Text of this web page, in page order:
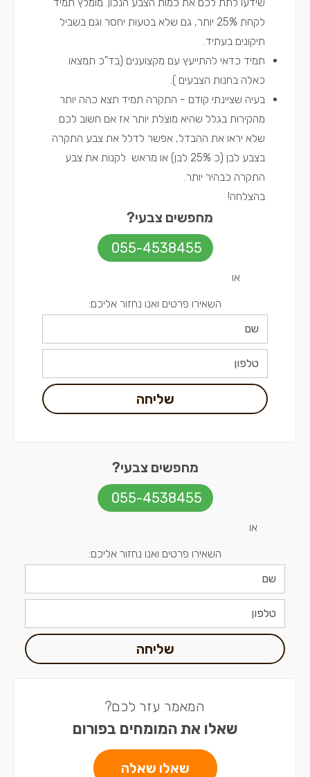
לקחת 25% יותר, גם שלא בטעות יחסר וגם בשביל
תיקונים בעתיד.
תמיד כדאי להתייעץ עם מקצוענים (בד"כ תמצאו
כאלה בחנות הצבעים ).
בעיה שציינתי קודם - התקרה תמיד תצא כהה יותר
מהקירות בגלל שהיא מוצלת יותר אז אם חשוב לכם
שלא יראו את ההבדל, אפשר לדלל את צבע התקרה
בצבע לבן (כ 25% לבן) או מראש לקנות את צבע
התקרה כבהיר יותר.
בהצלחה!
מחפשים צבעי?
055-4538455
או
השאירו פרטים ואנו נחזור אליכם:
שליחה
מחפשים צבעי?
055-4538455
או
השאירו פרטים ואנו נחזור אליכם:
שליחה
המאמר עזר לכם?
שאלו את המומחים בפורום
שאלו שאלה